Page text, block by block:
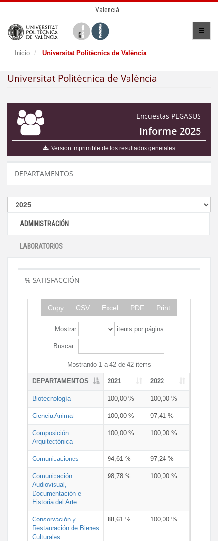
Valencià
Inicio Universitat Politècnica de València
Universitat Politècnica de València
Encuestas PEGASUS
Informe 2025
Versión imprimible de los resultados generales
DEPARTAMENTOS
ADMINISTRACIÓN
LABORATORIOS
% SATISFACCIÓN
Copy CSV Excel PDF Print
Mostrar items por página
Buscar:
Mostrando 1 a 42 de 42 items
DEPARTAMENTOS 2021 2022
Biotecnología 100,00 % 100,00 %
Ciencia Animal 100,00 % 97,41 %
Composición
Arquitectónica
100,00 % 100,00 %
Comunicaciones 94,61 % 97,24 %
Comunicación
Audiovisual,
Documentación e
Historia del Arte
98,78 % 100,00 %
Conservación y
Restauración de Bienes
Culturales
88,61 % 100,00 %